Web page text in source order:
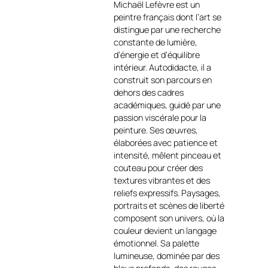
Modèle unique – 25×25 cm
Huile sur papier toilé, monté
sur plaque isorel, liseré noir en
façade
Description artistique :
AvecRégate sur l’océan
Michael Lefèvre capture
l’intensité d’une course en
mer, là où le vent, l’eau et la
vitesse se rencontrent. Les
voiles élancées semblent
fendues par la lumière, tandis
que la mer, traitée en larges
mouvements de matière,
traduit la puissance et
l’instabilité de l’océan
https://art-et-
culture.ch/categorie-
produit/artiste-peintre-
contemporain-
Michaël Lefèvre est un
peintre français dont l’art se
distingue par une recherche
constante de lumière,
d’énergie et d’équilibre
intérieur. Autodidacte, il a
construit son parcours en
dehors des cadres
académiques, guidé par une
passion viscérale pour la
peinture. Ses œuvres,
élaborées avec patience et
intensité, mêlent pinceau et
couteau pour créer des
textures vibrantes et des
reliefs expressifs. Paysages,
portraits et scènes de liberté
composent son univers, où la
couleur devient un langage
émotionnel. Sa palette
lumineuse, dominée par des